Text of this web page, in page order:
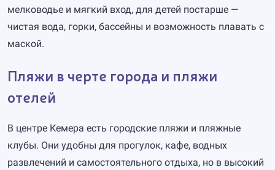
мелководье и мягкий вход, для детей постарше —
чистая вода, горки, бассейны и возможность плавать с
маской.
Пляжи в черте города и пляжи
отелей
В центре Кемера есть городские пляжи и пляжные
клубы. Они удобны для прогулок, кафе, водных
развлечений и самостоятельного отдыха, но в высокий